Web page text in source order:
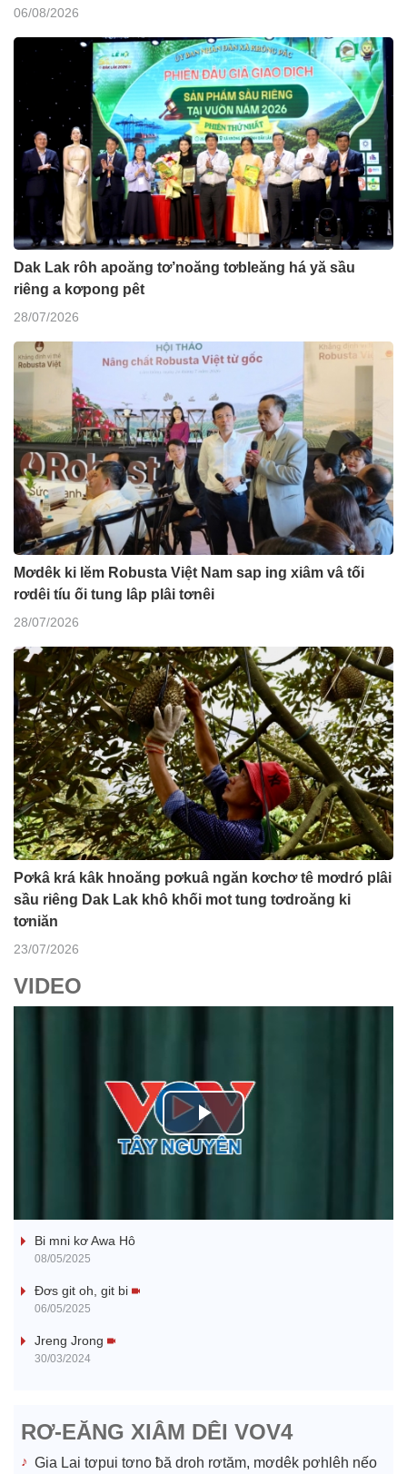
06/08/2026
Dak Lak rôh apoăng tơ’noăng tơbleăng há yă sầu
riêng a kơpong pêt
28/07/2026
Mơdêk ki lĕm Robusta Việt Nam sap ing xiâm vâ tối
rơdêi tíu ối tung lâp plâi tơnêi
28/07/2026
Pơkâ krá kâk hnoăng pơkuâ ngăn kơchơ tê mơdró plâi
sầu riêng Dak Lak khô khối mot tung tơdroăng ki
tơniăn
23/07/2026
VIDEO
P
a
e
o
Bi mni kơ Awa Hô
08/05/2025
Đơs git oh, git bi
06/05/2025
Jreng Jrong
30/03/2024
RƠ-EĂNG XIÂM DÊI VOV4
Gia Lai tơpui tơno ƀă droh rơtăm, mơdêk pơhlêh nếo